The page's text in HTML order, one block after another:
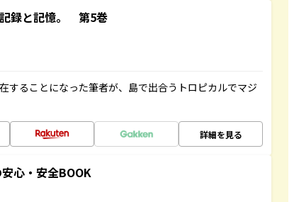
録と記憶。 第5巻
することになった筆者が、島で出合うトロピカルでマジ
詳細を見る
心・安全BOOK